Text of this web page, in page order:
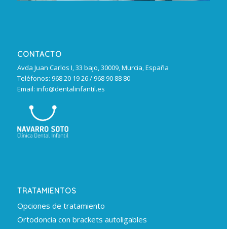
CONTACTO
Avda Juan Carlos I, 33 bajo, 30009, Murcia, España
Teléfonos: 968 20 19 26 / 968 90 88 80
Email: info@dentalinfantil.es
TRATAMIENTOS
Opciones de tratamiento
Ortodoncia con brackets autoligables